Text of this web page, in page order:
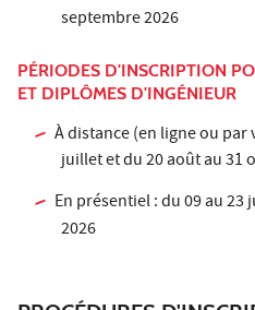
septembre 2026
PÉRIODES D'INSCRIPTION
ET DIPLÔMES D'INGÉNIEUR
À distance (en ligne ou par
juillet et du 20 août au 31
En présentiel : du 09 au 23
2026